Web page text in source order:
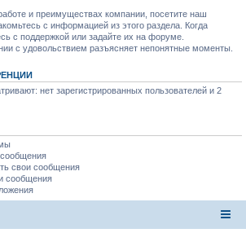
и преимуществах компании, посетите наш
с информацией из этого раздела. Когда
с поддержкой или задайте их на форуме.
с удовольствием разъясняет непонятные моменты.
нет зарегистрированных пользователей и 2
свои сообщения
сообщения